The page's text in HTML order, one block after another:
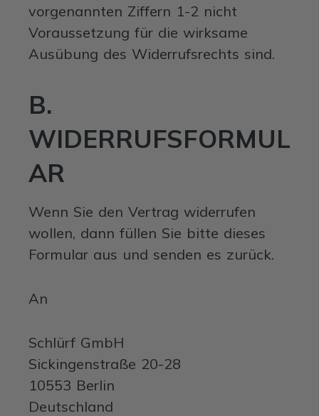
vorgenannten Ziffern 1-2 nicht
Voraussetzung für die wirksame
Ausübung des Widerrufsrechts sind.
B.
WIDERRUFSFORMUL
AR
Wenn Sie den Vertrag widerrufen
wollen, dann füllen Sie bitte dieses
Formular aus und senden es zurück.
An
Schlürf GmbH
Sickingenstraße 20-28
10553 Berlin
Deutschland